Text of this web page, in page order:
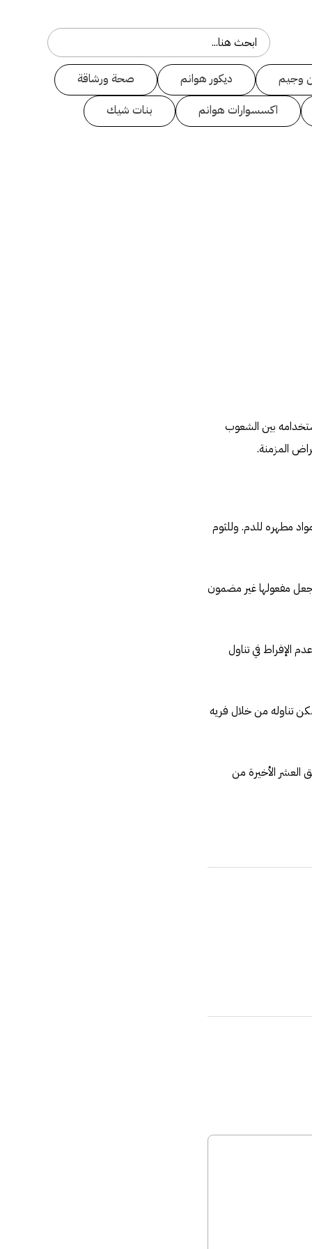
وجيم ديكور هوانم
صحة ورشاقة
اكسسوارات هوانم
بنات شيك
بين الشعوب
المزمنة.
مطهره للدم. وللثوم
مفعولها غير مضمون
الإفراط في تناول
تناوله من خلال فريه
العشر الأخيرة من